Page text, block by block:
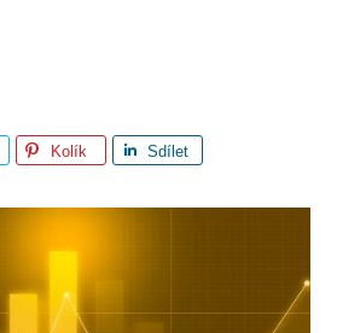
Kolík Sdílet